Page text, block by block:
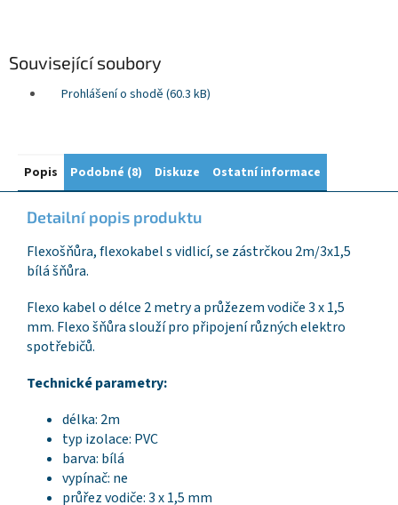
Související soubory
Prohlášení o shodě (60.3 kB)
Popis Podobné (8) Diskuze Ostatní informace
Detailní popis produktu
Flexošňůra, flexokabel s vidlicí, se zástrčkou 2m/3x1,5
bílá šňůra.
Flexo kabel o délce 2 metry a průžezem vodiče 3 x 1,5
mm. Flexo šňůra slouží pro připojení různých elektro
spotřebičů.
Technické parametry:
délka: 2m
typ izolace: PVC
barva: bílá
vypínač: ne
průřez vodiče: 3 x 1,5 mm